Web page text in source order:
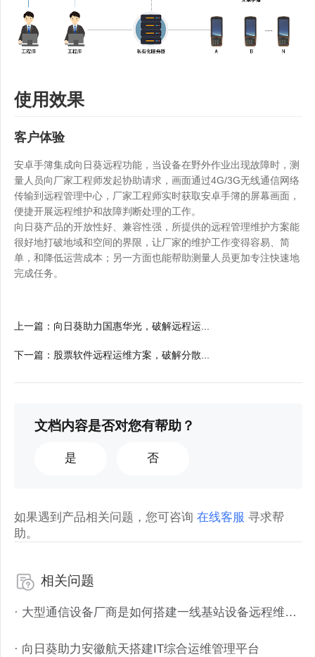
使用效果
客户体验
安卓手簿集成向日葵远程功能，当设备在野外作业出现故障时，测
量人员向厂家工程师发起协助请求，画面通过4G/3G无线通信网络
传输到远程管理中心，厂家工程师实时获取安卓手簿的屏幕画面，
便捷开展远程维护和故障判断处理的工作。
向日葵产品的开放性好、兼容性强，所提供的远程管理维护方案能
很好地打破地域和空间的界限，让厂家的维护工作变得容易、简
单，和降低运营成本；另一方面也能帮助测量人员更加专注快速地
完成任务。
上一篇 ： 向日葵助力国惠华光，破解远程运...
下一篇 ： 股票软件远程运维方案，破解分散...
文档内容是否对您有帮助？
是 否
如果遇到产品相关问题，您可咨询在线客服 寻求帮
助。
相关问题
· 大型通信设备厂商是如何搭建一线基站设备远程维护体系？
· 向日葵助力安徽航天搭建IT综合运维管理平台